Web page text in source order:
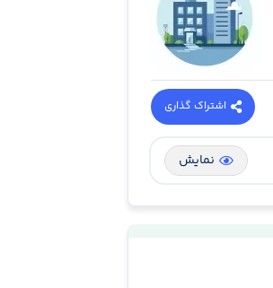
اشتراک گذاری
نمایش